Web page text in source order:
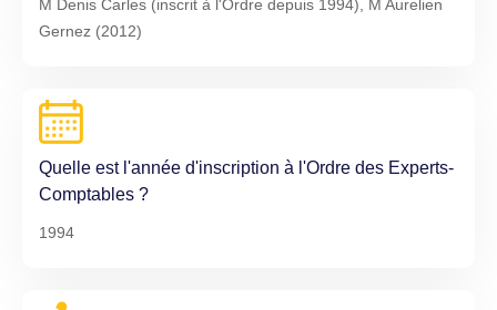
M Denis Carles (inscrit à l'Ordre depuis 1994), M Aurelien
Gernez (2012)
Quelle est l'année d'inscription à l'Ordre des Experts-
Comptables ?
1994